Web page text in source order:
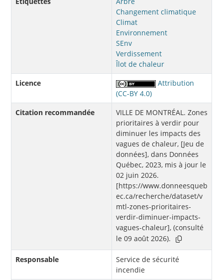
Changement climatique
Climat
Environnement
SEnv
Verdissement
Îlot de chaleur
Licence
Attribution
(CC-BY 4.0)
Citation recommandée
VILLE DE MONTRÉAL. Zones
prioritaires à verdir pour
diminuer les impacts des
vagues de chaleur, [Jeu de
données], dans Données
Québec, 2023, mis à jour le
02 juin 2026.
[https://www.donneesqueb
ec.ca/recherche/dataset/v
mtl-zones-prioritaires-
verdir-diminuer-impacts-
vagues-chaleur], (consulté
le 09 août 2026).
Responsable
Service de sécurité
incendie